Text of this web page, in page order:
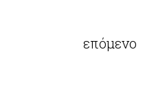
επόμενο